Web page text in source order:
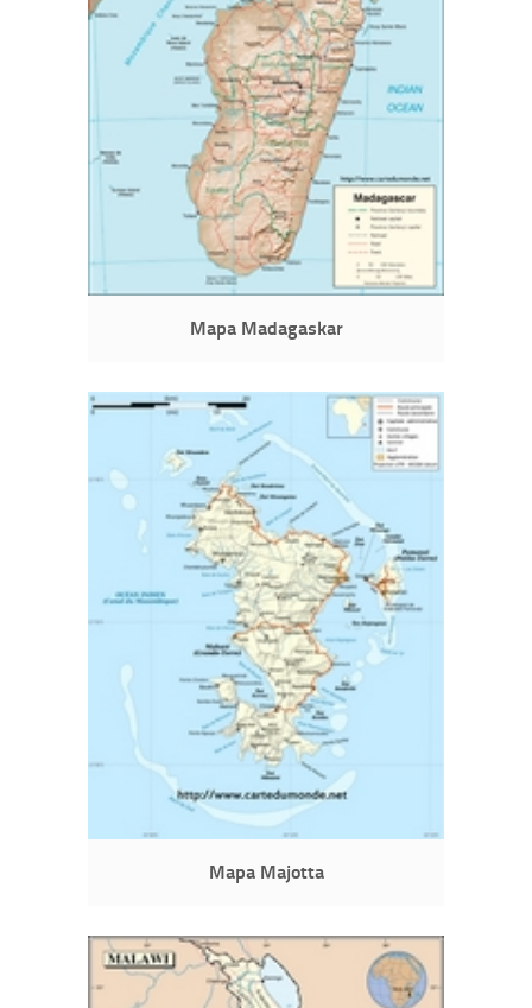
Mapa Madagaskar
Mapa Majotta